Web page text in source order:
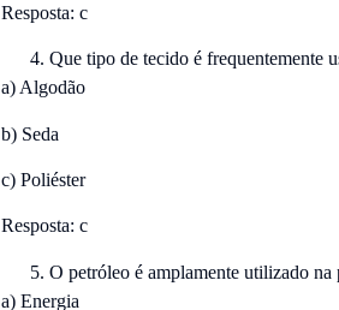
Resposta: c
Que tipo de tecido é frequentemente
a) Algodão
b) Seda
c) Poliéster
Resposta: c
O petróleo é amplamente utilizado na
a) Energia